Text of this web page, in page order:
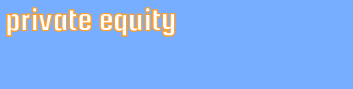
private equity